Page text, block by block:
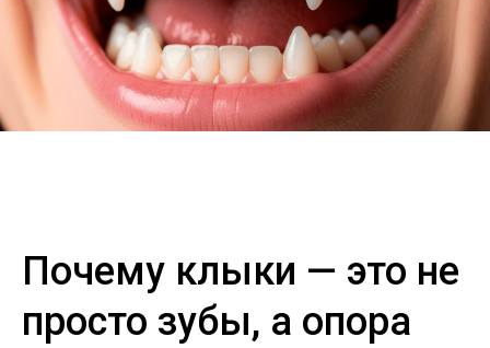
Почему клыки — это не
просто зубы, а опора